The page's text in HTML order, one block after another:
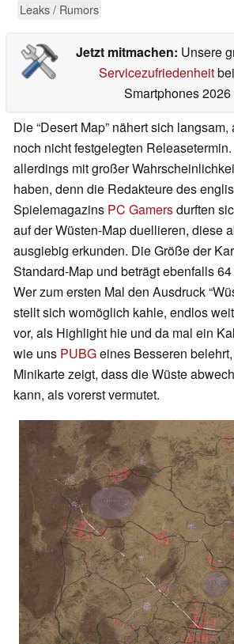
Leaks / Rumors
Jetzt mitmachen: Unsere
Servicezufriedenheit
Smartphones 2026
Die “Desert Map” nähert sich
noch nicht festgelegten
allerdings mit großer
haben, denn die Redakteure des
Spielemagazins PC Gamersdurften
auf der Wüsten-Map duellieren, diese
ausgiebig erkunden. Die Größe der
Standard-Map und beträgt ebenfalls
Wer zum ersten Mal den Ausdruck
stellt sich womöglich kahle, endlos
vor, als Highlight hie und da mal ein
wie uns PUBGeines Besseren
Minikarte zeigt, dass die Wüste
kann, als vorerst vermutet.